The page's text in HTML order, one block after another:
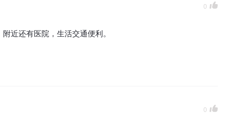
0
近还有医院，生活交通便利。
0